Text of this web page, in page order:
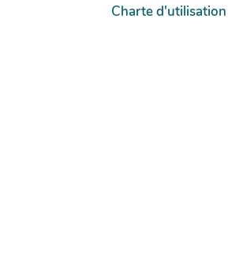
Charte d'utilisation